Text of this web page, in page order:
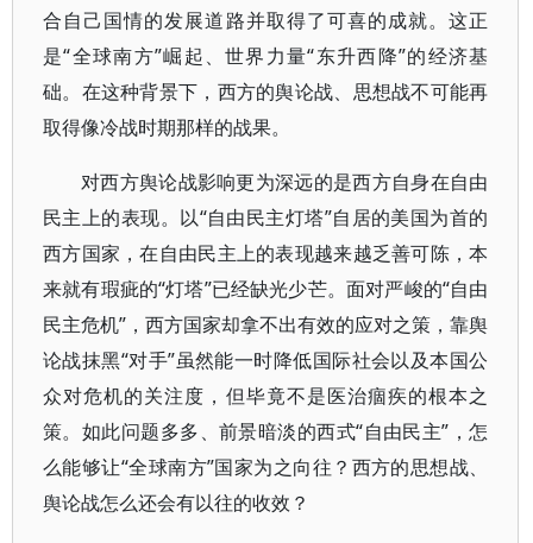
合自己国情的发展道路并取得了可喜的成就。这正
是“全球南方”崛起、世界力量“东升西降”的经济基
础。在这种背景下，西方的舆论战、思想战不可能再
取得像冷战时期那样的战果。
对西方舆论战影响更为深远的是西方自身在自由
民主上的表现。以“自由民主灯塔”自居的美国为首的
西方国家，在自由民主上的表现越来越乏善可陈，本
来就有瑕疵的“灯塔”已经缺光少芒。面对严峻的“自由
民主危机”，西方国家却拿不出有效的应对之策，靠舆
论战抹黑“对手”虽然能一时降低国际社会以及本国公
众对危机的关注度，但毕竟不是医治痼疾的根本之
策。如此问题多多、前景暗淡的西式“自由民主”，怎
么能够让“全球南方”国家为之向往？西方的思想战、
舆论战怎么还会有以往的收效？